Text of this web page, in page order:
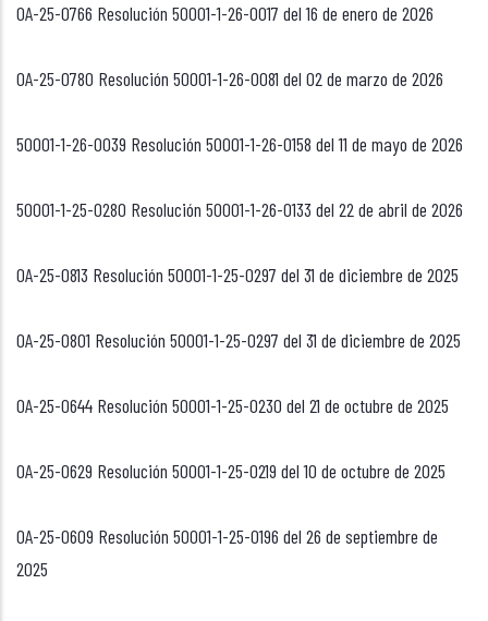
OA-25-0766 Resolución 50001-1-26-0017 del 16 de enero de 2026
OA-25-0780 Resolución 50001-1-26-0081 del 02 de marzo de 2026
50001-1-26-0039 Resolución 50001-1-26-0158 del 11 de mayo de 2026
50001-1-25-0280 Resolución 50001-1-26-0133 del 22 de abril de 2026
OA-25-0813 Resolución 50001-1-25-0297 del 31 de diciembre de 2025
OA-25-0801 Resolución 50001-1-25-0297 del 31 de diciembre de 2025
OA-25-0644 Resolución 50001-1-25-0230 del 21 de octubre de 2025
OA-25-0629 Resolución 50001-1-25-0219 del 10 de octubre de 2025
OA-25-0609 Resolución 50001-1-25-0196 del 26 de septiembre de
2025